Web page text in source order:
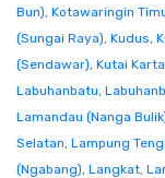
Bun), Kotawaringin
(Sungai Raya), Kudus,
(Sendawar), Kutai
Labuhanbatu,
Lamandau (Nanga
Selatan, Lampung
(Ngabang), Langkat,